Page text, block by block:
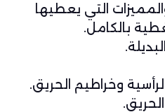
التي يعطيها
بالكامل.
وخراطيم الحريق.